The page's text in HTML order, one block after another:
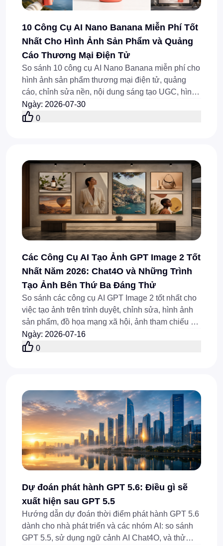
10 Công Cụ AI Nano Banana Miễn Phí Tốt
Nhất Cho Hình Ảnh Sản Phẩm và Quảng
Cáo Thương Mại Điện Tử
So sánh 10 công cụ AI Nano Banana miễn phí cho
hình ảnh sản phẩm thương mại điện tử, quảng
cáo, chỉnh sửa nền, nội dung sáng tạo UGC, hình
ảnh thời trang và tự động hóa hình ảnh sản phẩm,
nhanh chóng.
Ngày: 2026-07-30
0
Các Công Cụ AI Tạo Ảnh GPT Image 2 Tốt
Nhất Năm 2026: Chat4O và Những Trình
Tạo Ảnh Bên Thứ Ba Đáng Thử
So sánh các công cụ AI GPT Image 2 tốt nhất cho
việc tạo ảnh trên trình duyệt, chỉnh sửa, hình ảnh
sản phẩm, đồ họa mạng xã hội, ảnh tham chiếu và
quy trình làm việc qua API vào năm 2026.
Ngày: 2026-07-16
0
Dự đoán phát hành GPT 5.6: Điều gì sẽ
xuất hiện sau GPT 5.5
Hướng dẫn dự đoán thời điểm phát hành GPT 5.6
dành cho nhà phát triển và các nhóm AI: so sánh
GPT 5.5, sử dụng ngữ cảnh AI Chat4O, và thử